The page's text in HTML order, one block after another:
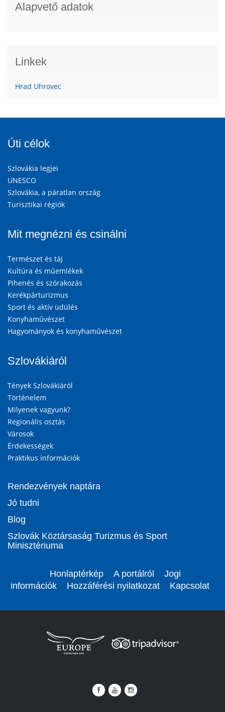
Alapvető adatok
Linkek
Hrad Uhrovec
Úti célok
Szlovákia legjei
UNESCO
Szlovákia, a páratlan ország
Turisztikai régiók
Mit megnézni és csinálni
Természet és táj
Kultúra és műemlékek
Pihenés és szórakozás
Kerékpárturizmus
Sport és aktív üdülés
Konyhaművészet
Hagyományok és konyhaművészet
Szlovákiáról
Tények Szlovákiáról
Történelem
Milyenek vagyunk?
Regionális osztás
Városok
Érdekességek
Praktikus információk
Rendezvények naptára
Jó tudni
Blog
Szlovák Köztársaság Turizmus és Sport
Minisztériuma
Honlaptérkép A portálról
Jogi
információk
Hozzáférési nyilatkozat Kapcsolat